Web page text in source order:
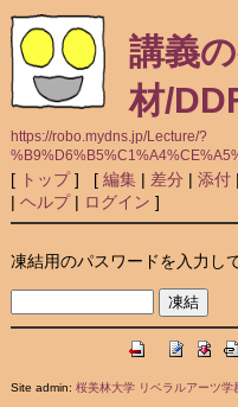
講義
材/
https://robo.mydns.jp/Lecture/?
[ トップ] [ 編集| 差分 | 添付|
| ヘルプ| ログイン ]
凍結用のパスワードを入力し
Site admin: 桜美林大学 リベラルアーツ学